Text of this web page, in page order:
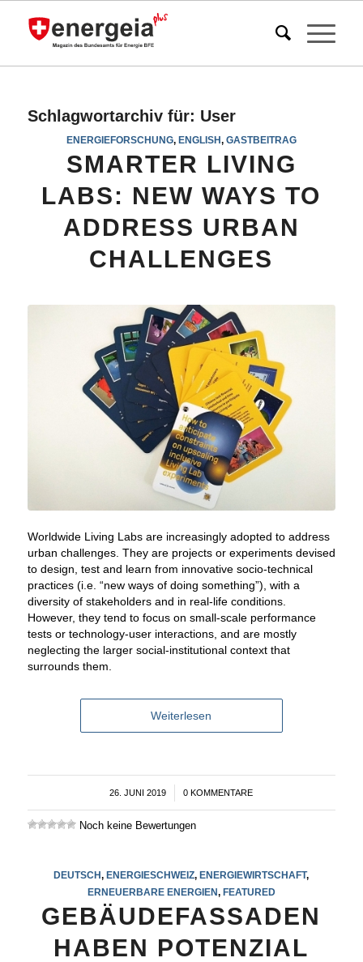
Schlagwortarchiv für: User
ENERGIEFORSCHUNG, ENGLISH, GASTBEITRAG
SMARTER LIVING
LABS: NEW WAYS TO
ADDRESS URBAN
CHALLENGES
Worldwide Living Labs are increasingly adopted to address
urban challenges. They are projects or experiments devised
to design, test and learn from innovative socio-technical
practices (i.e. “new ways of doing something”), with a
diversity of stakeholders and in real-life conditions.
However, they tend to focus on small-scale performance
tests or technology-user interactions, and are mostly
neglecting the larger social-institutional context that
surrounds them
Weiterlesen
26. JUNI 2019
/ 0 KOMMENTARE
Noch keine Bewertungen
DEUTSCH,ENERGIESCHWEIZ,ENERGIEWIRTSCHAFT,
ERNEUERBARE ENERGIEN, FEATURED
GEBÄUDEFASSADEN
HABEN POTENZIAL